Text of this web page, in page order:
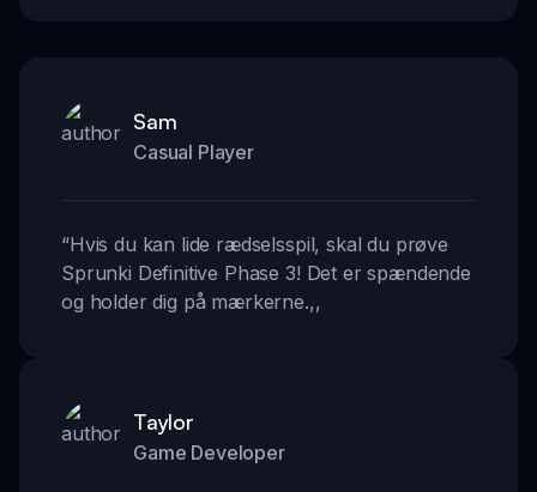
Sam
Casual Player
“Hvis du kan lide rædselsspil, skal du prøve
Sprunki Definitive Phase 3! Det er spændende
og holder dig på mærkerne.,,
Taylor
Game Developer